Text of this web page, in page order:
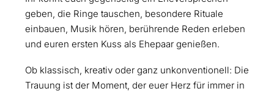
geben, die Ringe tauschen, besondere Rituale
einbauen, Musik hören, berührende Reden erleben
und euren ersten Kuss als Ehepaar genießen.
Ob klassisch, kreativ oder ganz unkonventionell: Die
Trauung ist der Moment, der euer Herz für immer in